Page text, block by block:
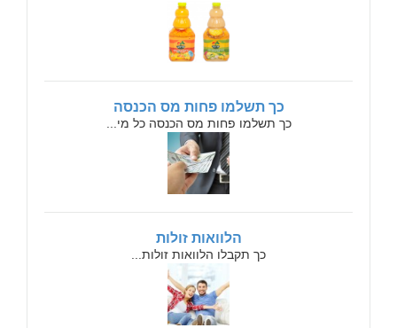
כך תשלמו פחות מס הכנסה
כך תשלמו פחות מס הכנסה כל מי...
הלוואות זולות
כך תקבלו הלוואות זולות...